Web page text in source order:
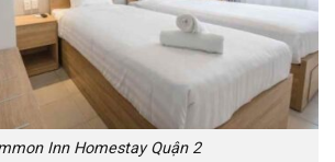
Inn Homestay Quận 2